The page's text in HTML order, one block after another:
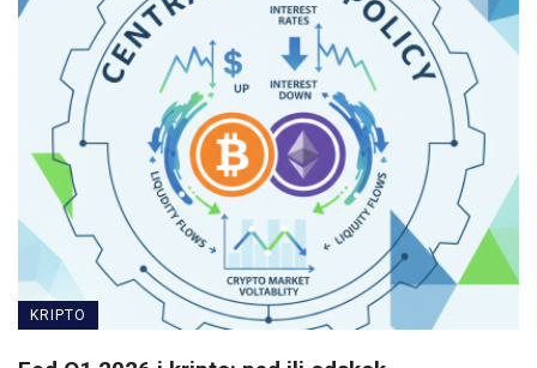
KRIPTO